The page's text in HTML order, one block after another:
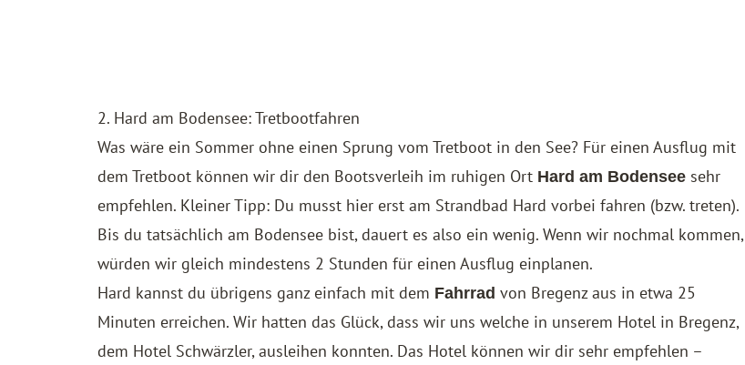
2. Hard am Bodensee: Tretbootfahren
Was wäre ein Sommer ohne einen Sprung vom Tretboot in den See? Für einen Ausflug mit
dem Tretboot können wir dir den Bootsverleih im ruhigen Ort Hard am Bodensee sehr
empfehlen. Kleiner Tipp: Du musst hier erst am Strandbad Hard vorbei fahren (bzw. treten).
Bis du tatsächlich am Bodensee bist, dauert es also ein wenig. Wenn wir nochmal kommen,
würden wir gleich mindestens 2 Stunden für einen Ausflug einplanen.
Hard kannst du übrigens ganz einfach mit dem Fahrrad von Bregenz aus in etwa 25
Minuten erreichen. Wir hatten das Glück, dass wir uns welche in unserem Hotel in Bregenz,
dem Hotel Schwärzler, ausleihen konnten. Das Hotel können wir dir sehr empfehlen –